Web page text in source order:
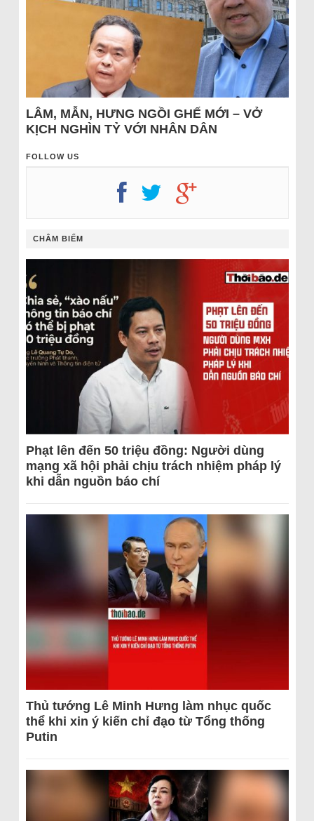
LÂM, MẪN, HƯNG NGỒI GHẾ MỚI – VỞ
KỊCH NGHÌN TỶ VỚI NHÂN DÂN
FOLLOW US
CHÂM BIẾM
Phạt lên đến 50 triệu đồng: Người dùng
mạng xã hội phải chịu trách nhiệm pháp lý
khi dẫn nguồn báo chí
Thủ tướng Lê Minh Hưng làm nhục quốc
thể khi xin ý kiến chỉ đạo từ Tổng thống
Putin